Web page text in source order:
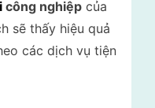
công nghiệp của
sẽ thấy hiệu quả
các dịch vụ tiện